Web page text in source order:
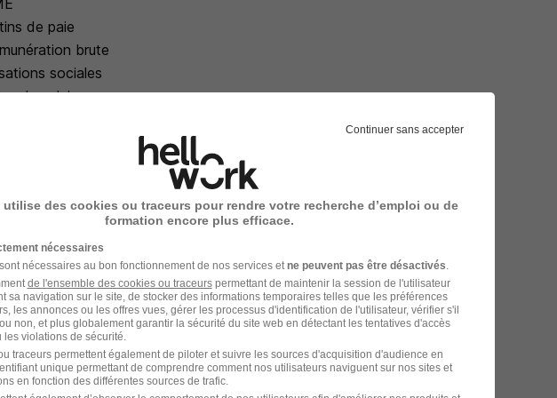
de paie
brute
sociales
de salaire
des paies
du personnel
de travail
congés et arrêts de travail
des salariés
sociale
sociale
collectives
légales et déclaratives
sociales
sociales
Continuer sans accepter
utilise des cookies ou traceurs pour rendre votre recherche d’emploi ou de
formation encore plus efficace.
nécessaires
nécessaires au bon fonctionnement de nos services et ne peuvent pas être désactivés
de l'ensemble des cookies ou traceurspermettant de maintenir la session de l'utilisateur
sa navigation sur le site, de stocker des informations temporaires telles que les préférences
les annonces ou les offres vues, gérer les processus d'identification de l'utilisateur, vérifier s'il
non, et plus globalement garantir la sécurité du site web en détectant les tentatives d'accès
violations de sécurité.
traceurs permettent également de piloter et suivre les sources d'acquisition d'audience en
unique permettant de comprendre comment nos utilisateurs naviguent sur nos sites et
en fonction des différentes sources de trafic.